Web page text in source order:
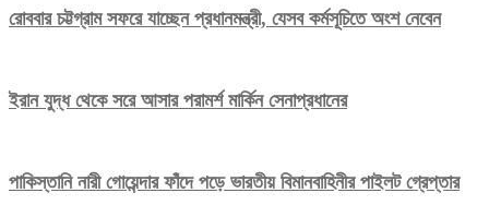
রোববার চট্টগ্রাম সফরে যাচ্ছেন প্রধানমন্ত্রী, যেসব কর্মসূচিতে অংশ নেবেন
ইরান যুদ্ধ থেকে সরে আসার পরামর্শ মার্কিন সেনাপ্রধানের
পাকিস্তানি নারী গোয়েন্দার ফাঁদে পড়ে ভারতীয় বিমানবাহিনীর পাইলট গ্রেপ্তার